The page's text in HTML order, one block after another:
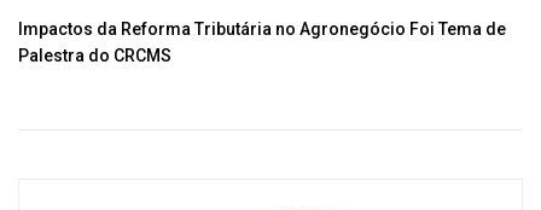
Impactos da Reforma Tributária no Agronegócio Foi Tema de
Palestra do CRCMS